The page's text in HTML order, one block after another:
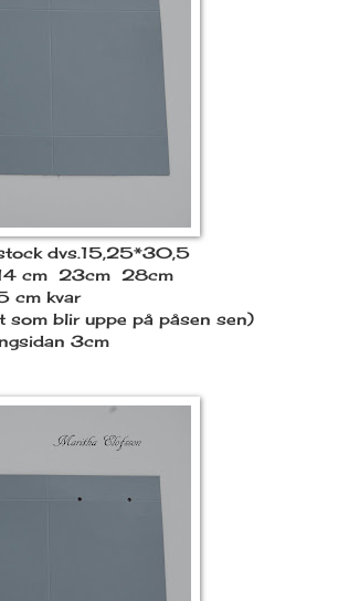
dvs.15,25*30,5
cm 23cm 28cm
cm kvar
som blir uppe på påsen sen)
3cm